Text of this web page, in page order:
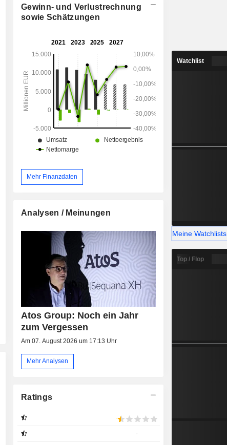
Gewinn- und Verlustrechnung
sowie Schätzungen
Mehr Finanzdaten
Analysen / Meinungen
Atos Group: Noch ein Jahr
zum Vergessen
Am 07. August 2026 um 17:13 Uhr
Mehr Analysen
Ratings
-
Watchlist
Meine Watchlists
Top / Flop